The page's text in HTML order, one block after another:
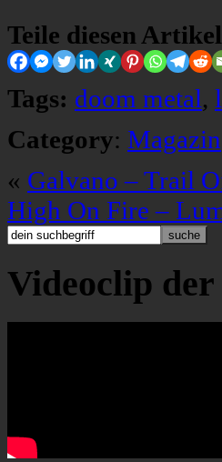
Teile diesen Artikel
Tags: doom metal,
Category: Magazin
« Galvano – Trail
High On Fire –
Videoclip der